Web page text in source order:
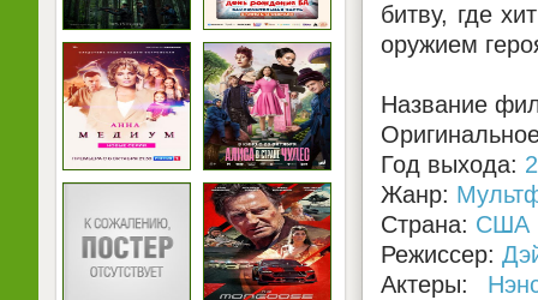
битву, где
оружием
Название
Год выхода:
Жанр:
Страна: США
Режиссер:
Актеры: